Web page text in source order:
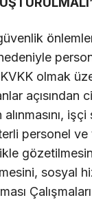
KVKK olmak
açısından
işçi
personel ve
sosyal